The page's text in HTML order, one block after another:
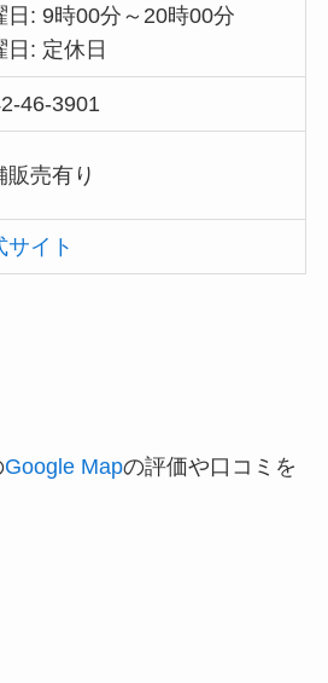
日: 9時00分～20時00分
日: 定休日
46-3901
販売有り
サイト
Google Mapの評価や口コミを